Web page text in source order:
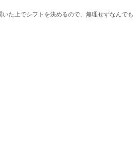
た上でシフトを決めるので、無理せずなんでも